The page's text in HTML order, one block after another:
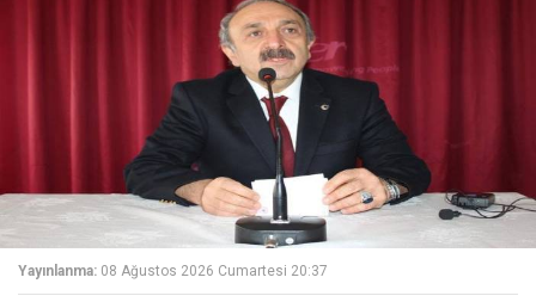
Yayınlanma: 08 Ağustos 2026 Cumartesi 20:37